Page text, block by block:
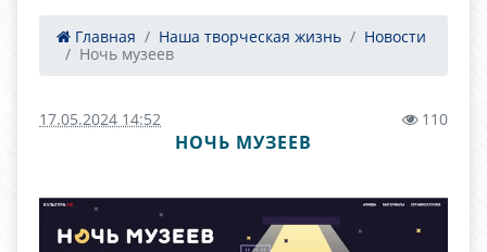
Главная Наша творческая жизнь
Новости
Ночь музеев
17.05.2024 14:52 110
НОЧЬ МУЗЕЕВ